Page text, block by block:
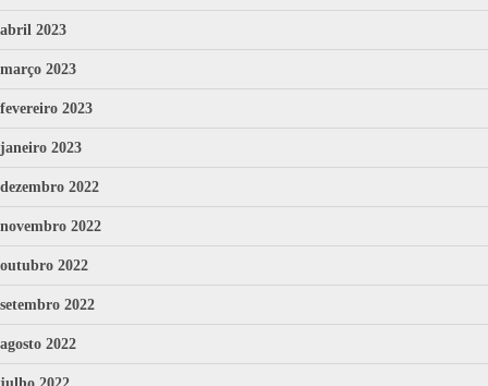
abril 2023
março 2023
fevereiro 2023
janeiro 2023
dezembro 2022
novembro 2022
outubro 2022
setembro 2022
agosto 2022